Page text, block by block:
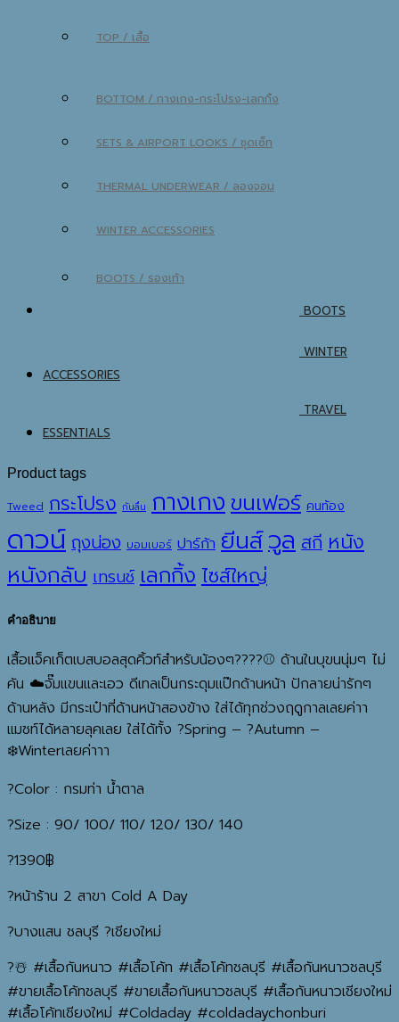
TOP / เสื้อ
BOTTOM / กางเกง-กระโปรง-เลกกิ้ง
SETS & AIRPORT LOOKS / ชุดเซ็ท
THERMAL UNDERWEAR / ลองจอน
WINTER ACCESSORIES
BOOTS / รองเท้า
BOOTS
WINTER
ACCESSORIES
TRAVEL
ESSENTIALS
Product tags
Tweed กระโปรง กันลื่น กางเกง ขนเฟอร์ คนท้อง
ดาวน์ ถุงน่อง บอมเบอร์ ปาร์ก้า ยีนส์วูล สกี หนัง
หนังกลับ เทรนช์ เลกกิ้ง ไซส์ใหญ่
คำอธิบาย
เสื้อแจ็คเก็ตเบสบอลสุดคิ้วท์สำหรับน้องๆ????⚾️ ด้านในบุขนนุ่มๆ ไม่
คัน ☁️จั๊มแขนและเอว ดีเทลเป็นกระดุมแป๊กด้านหน้า ปักลายน่ารักๆ
ด้านหลัง มีกระเป๋าที่ด้านหน้าสองข้าง ใส่ได้ทุกช่วงฤดูกาลเลยค่าา
แมชท์ได้หลายลุคเลย ใส่ได้ทั้ง ?Spring – ?Autumn –
❄️Winterเลยค่าาา
?Color : กรมท่า น้ำตาล
?Size : 90/ 100/ 110/ 120/ 130/ 140
?️1390฿
?หน้าร้าน 2 สาขา Cold A Day
?บางแสน ชลบุรี ?เชียงใหม่
?☃️ #เสื้อกันหนาว #เสื้อโค้ท #เสื้อโค้ทชลบุรี #เสื้อกันหนาวชลบุรี
#ขายเสื้อโค้ทชลบุรี #ขายเสื้อกันหนาวชลบุรี #เสื้อกันหนาวเชียงใหม่
#เสื้อโค้ทเชียงใหม่ #Coldaday #coldadaychonburi